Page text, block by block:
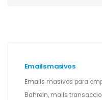
Emails masivos
Emails masivos para
Bahrein, mails